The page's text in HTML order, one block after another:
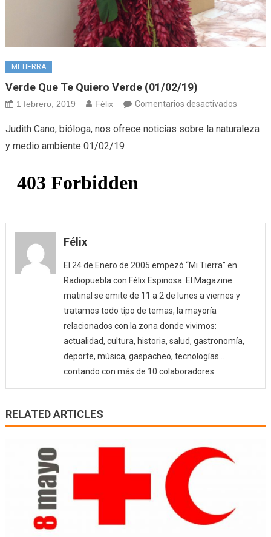
MI TIERRA
Verde Que Te Quiero Verde (01/02/19)
1 febrero, 2019 Félix Comentarios desactivadosen
que
Judith Cano, bióloga, nos ofrece noticias sobre la naturaleza
y medio ambiente 01/02/19
Félix
El 24 de Enero de 2005 empezó “Mi Tierra” en
Radiopuebla con Félix Espinosa. El Magazine
matinal se emite de 11 a 2 de lunes a viernes y
tratamos todo tipo de temas, la mayoría
relacionados con la zona donde vivimos:
actualidad, cultura, historia, salud, gastronomía,
deporte, música, gaspacheo, tecnologías…
contando con más de 10 colaboradores.
RELATED ARTICLES